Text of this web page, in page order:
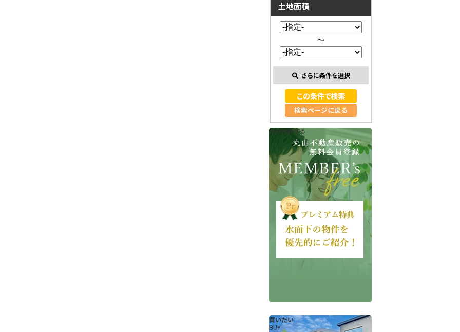
当社について 会社概要
土地面積
～
さらに条件を選択
検索ページに戻る
会員登録する
買いたい
BUY